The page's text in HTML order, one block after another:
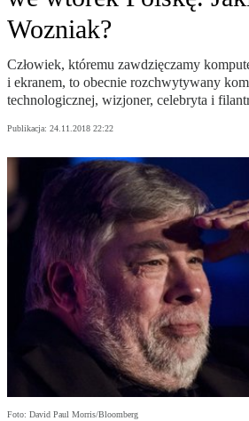
Wozniak?
Człowiek, któremu zawdzięczamy
i ekranem, to obecnie rozchwytywany
technologicznej, wizjoner, celebryta i
Publikacja: 24.11.2018 22:22
Foto: David Paul Morris/Bloomberg